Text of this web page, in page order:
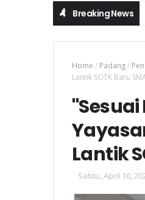
Breaking News
Home / Padang/
Lantik SOTK Baru
Lantik
Sabtu, April 10,